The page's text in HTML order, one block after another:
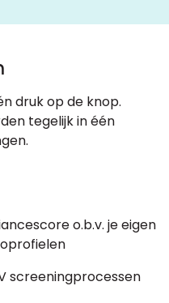
druk op de knop.
tegelijk in één
o.b.v. je eigen
screeningprocessen